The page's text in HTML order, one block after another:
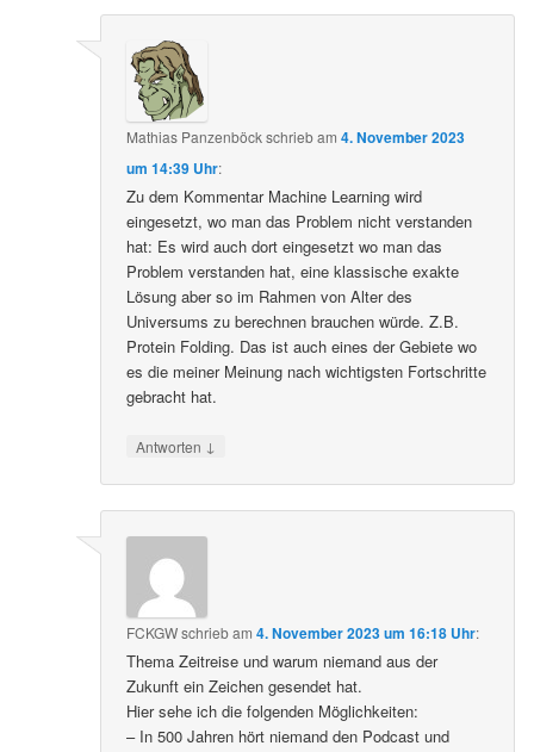
Mathias Panzenböckschriebam4. November 2023
um 14:39 Uhr:
Zu dem Kommentar Machine Learning wird
eingesetzt, wo man das Problem nicht verstanden
hat: Es wird auch dort eingesetzt wo man das
Problem verstanden hat, eine klassische exakte
Lösung aber so im Rahmen von Alter des
Universums zu berechnen brauchen würde. Z.B.
Protein Folding. Das ist auch eines der Gebiete wo
es die meiner Meinung nach wichtigsten Fortschritte
gebracht hat.
Antworten ↓
FCKGWschriebam4. November 2023 um 16:18 Uhr:
Thema Zeitreise und warum niemand aus der
Zukunft ein Zeichen gesendet hat.
Hier sehe ich die folgenden Möglichkeiten:
– In 500 Jahren hört niemand den Podcast und